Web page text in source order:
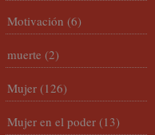
Motivación (6)
muerte (2)
Mujer (126)
Mujer en el poder (13)